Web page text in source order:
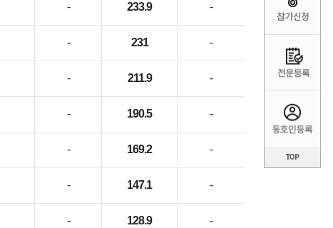
- 233.9 -
- 231 -
- 211.9 -
- 190.5 -
- 169.2 -
- 147.1 -
- 128.9 -